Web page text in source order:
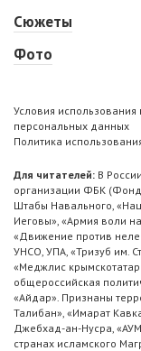
Сюжеты
Фото
Условия
персональных данных
Политика
Для читателей: В
организации ФБК (Фонд
Штабы Навального,
Иеговы», «Армия воли
«Движение против
УНСО, УПА, «Тризуб им.
«Меджлис
общероссийская
«Айдар». Признаны
Талибан», «Имарат
Джебхад-ан-Нусра,
странах исламского